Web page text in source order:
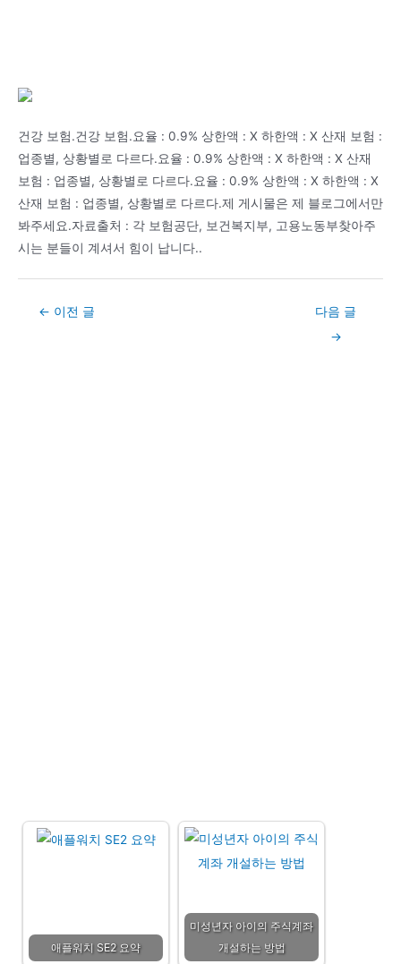
건강 보험.건강 보험.요율 : 0.9% 상한액 : X 하한액 : X 산재 보험 :
업종별, 상황별로 다르다.요율 : 0.9% 상한액 : X 하한액 : X 산재
보험 : 업종별, 상황별로 다르다.요율 : 0.9% 상한액 : X 하한액 : X
산재 보험 : 업종별, 상황별로 다르다.제 게시물은 제 블로그에서만
봐주세요.자료출처 : 각 보험공단, 보건복지부, 고용노동부찾아주
시는 분들이 계셔서 힘이 납니다..
Post← 이전 글
다음 글
→
애플워치 SE2 요약
미성년자 아이의 주식계좌
개설하는 방법